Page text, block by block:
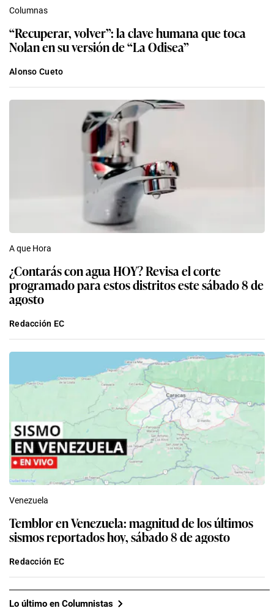
Columnas
“Recuperar, volver”: la clave humana que toca
Nolan en su versión de “La Odisea”
Alonso Cueto
A que Hora
¿Contarás con agua HOY? Revisa el corte
programado para estos distritos este sábado 8 de
agosto
Redacción EC
Venezuela
Temblor en Venezuela: magnitud de los últimos
sismos reportados hoy, sábado 8 de agosto
Redacción EC
Lo último en Columnistas